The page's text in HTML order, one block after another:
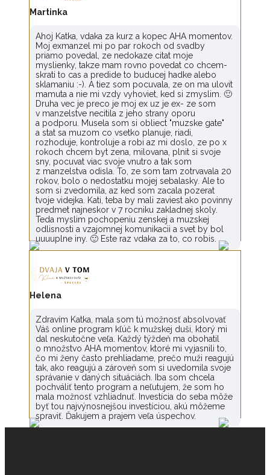
Martinka
Ahoj Katka, vdaka za kurz a kopec AHA momentov.
Moj exmanzel mi po par rokoch od svadby
priamo povedal, ze nedokaze citat moje
myslienky, takze mam rovno povedat co chcem-
skrati to cas a predide to buducej hadke alebo
sklamaniu :-). A tiez som pocuvala, ze on ma ulovit
mamuta a nie mi vzdy vyhoviet, ked si zmyslim. 🙂
Druha vec je preco je moj ex uz je ex- ze som
v manzelstve necitila z jeho strany oporu
a podporu. Musela som si obliect "muzske gate"
a stat sa muzom co vsetko planuje, riadi,
rozhoduje, kontroluje a robi az mi doslo, ze po x
rokoch chcem byt zena, milovana, plnit si svoje
sny, pocuvat viac svoje vnutro a tak som
z manzelstva odisla. To, ze som tam zotrvavala 20
rokov, bolo o nedostatku mojej sebalasky. Ale to
som si zvedomila, az ked som zacala pozerat
tvoje videjka. Kati, teba by mali zaviest ako povinny
predmet najneskor v 7 rocniku zakladnej skoly.
Teda myslim pochopeniu zenskej a muzskej
odlisnosti a vzajomnej komunikacii a svet by bol
uuuuplne iny. 🙂 Este raz vdaka za to, co robis.
Helena
Zdravím Katka, mala som tú možnosť absolvovať
Váš online program kľúč k mužskej duši, ktorý mi
dal neskutočne veľa. Každý týždeň ma obohatil
o množstvo AHA momentov, ktoré mi vyjasnili to,
čo mi ženy často prehliadame, prečo muži reagujú
tak, ako reagujú a zároveň som si uvedomila svoje
správanie v daných situáciách. Iba som chcela
pochváliť tento program a neľutujem, že som ho
mala možnosť vzhliadnuť. Investícia do seba môže
byť tou najvýnosnejšou investíciou, akú môžeme
spraviť. Ďakujem a prajem veľa úspechov.